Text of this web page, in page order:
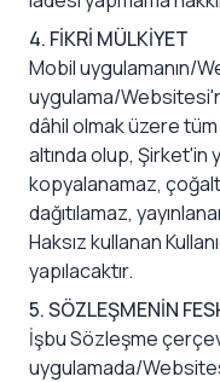
4. FİKRİ MÜLKİYET
Mobil uygulamanın/
uygulama/
dâhil olmak üzere
altında olup, Şirket'in
kopyalanamaz,
dağıtılamaz,
Haksız kullanan
yapılacaktır.
5. SÖZLEŞMENİN
İşbu Sözleşme
uygulamada/